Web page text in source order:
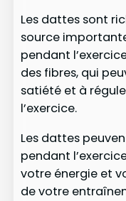
Les dattes sont
source
pendant
des fibres, qui
satiété et à
l’exercice.
Les dattes
pendant
votre énergie et
de votre